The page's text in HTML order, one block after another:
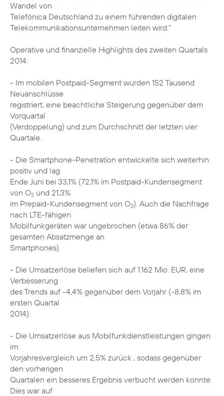
Wandel von
Telefónica Deutschland zu einem führenden digitalen
Telekommunikationsunternehmen leiten wird."
Operative und finanzielle Highlights des zweiten Quartals
2014:
- Im mobilen Postpaid-Segment wurden 152 Tausend
Neuanschlüsse
registriert, eine beachtliche Steigerung gegenüber dem
Vorquartal
(Verdoppelung) und zum Durchschnitt der letzten vier
Quartale.
- Die Smartphone-Penetration entwickelte sich weiterhin
positiv und lag
Ende Juni bei 33,1% (72,1% im Postpaid-Kundensegment
von O2 und 21,3%
im Prepaid-Kundensegment von O2). Auch die Nachfrage
nach LTE-fähigen
Mobilfunkgeräten war ungebrochen (etwa 86% der
gesamten Absatzmenge an
Smartphones).
- Die Umsatzerlöse beliefen sich auf 1.162 Mio. EUR, eine
Verbesserung
des Trends auf -4,4% gegenüber dem Vorjahr (-8,8% im
ersten Quartal
2014).
- Die Umsatzerlöse aus Mobilfunkdienstleistungen gingen
im
Vorjahresvergleich um 2,5% zurück , sodass gegenüber
den vorherigen
Quartalen ein besseres Ergebnis verbucht werden konnte.
Dies war auf